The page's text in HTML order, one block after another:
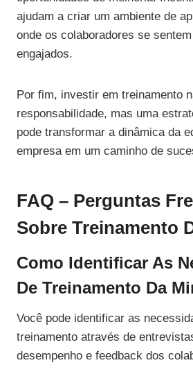
ajudam a criar um ambiente de
onde os colaboradores se
engajados.
Por fim, investir em treinamento
responsabilidade, mas uma
pode transformar a dinâmica da
empresa em um caminho de
FAQ – Perguntas
Sobre Treinamento
Como Identificar As
De Treinamento Da
Você pode identificar as
treinamento através de
desempenho e feedback dos